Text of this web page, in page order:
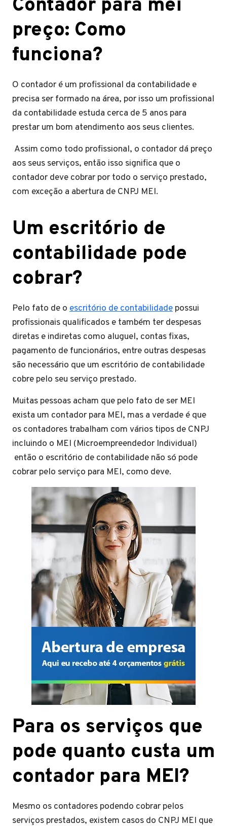
Contador para mei
preço: Como
funciona?
O contador é um profissional da contabilidade e
precisa ser formado na área, por isso um profissional
da contabilidade estuda cerca de 5 anos para
prestar um bom atendimento aos seus clientes.
Assim como todo profissional, o contador dá preço
aos seus serviços, então isso significa que o
contador deve cobrar por todo o serviço prestado,
com exceção a abertura de CNPJ MEI.
Um escritório de
contabilidade pode
cobrar?
Pelo fato de o escritório de contabilidade possui
profissionais qualificados e também ter despesas
diretas e indiretas como aluguel, contas fixas,
pagamento de funcionários, entre outras despesas
são necessário que um escritório de contabilidade
cobre pelo seu serviço prestado.
Muitas pessoas acham que pelo fato de ser MEI
exista um contador para MEI, mas a verdade é que
os contadores trabalham com vários tipos de CNPJ
incluindo o MEI (Microempreendedor Individual)
então o escritório de contabilidade não só pode
cobrar pelo serviço para MEI, como deve.
Para os serviços que
pode quanto custa um
contador para MEI?
Mesmo os contadores podendo cobrar pelos
serviços prestados, existem casos do CNPJ MEI que